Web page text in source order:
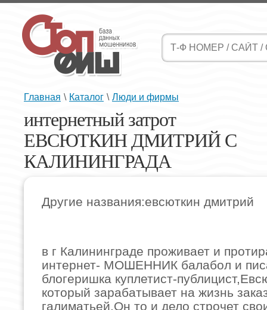
Главная \ Каталог \ Люди и фирмы
интернетный затрот
ЕВСЮТКИН ДМИТРИЙ С
КАЛИНИНГРАДА
Другие названия:евсюткин дмитрий
в г Калининграде проживает и
интернет- МОШЕННИК балабол и
блогеришка куплетист-
который зарабатывает на жизнь
галиматьей.Он то и дело строчет